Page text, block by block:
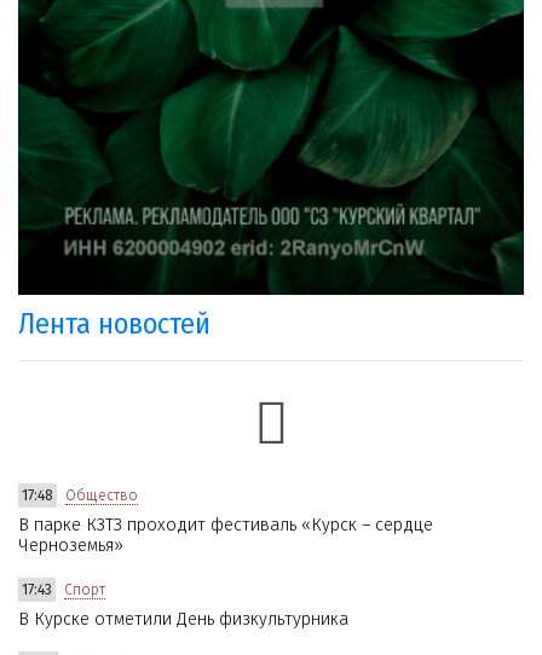
Лента новостей
17:48 Общество
В парке КЗТЗ проходит фестиваль «Курск – сердце
Черноземья»
17:43 Спорт
В Курске отметили День физкультурника